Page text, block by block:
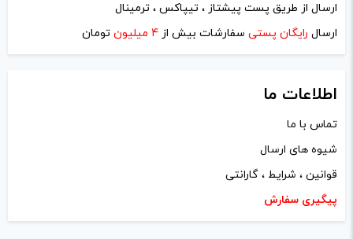
ارسال از طریق پست پیشتاز ، تیپاکس ، ترمینال
ارسال رایگان پستی سفارشات بیش از 4 میلیون تومان
اطلاعات ما
تماس با ما
شیوه های ارسال
قوانین ، شرایط ، گارانتی
پیگیری سفارش